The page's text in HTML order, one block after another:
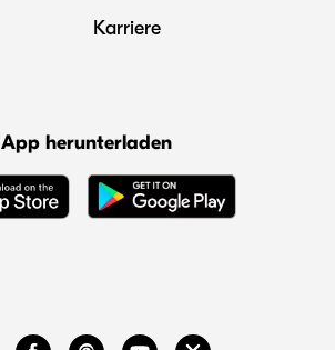
Karriere
App herunterladen